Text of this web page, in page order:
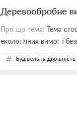
Деревообробне
Про що тема: Тема
екологічних вимог і
Будівельна діяльність